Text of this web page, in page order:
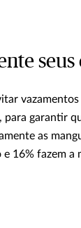
garantir
as
16% fazem a